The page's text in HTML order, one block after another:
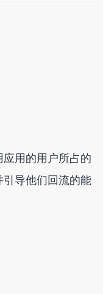
用的用户所占的
导他们回流的能